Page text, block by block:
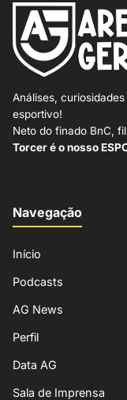
Análises,
esportivo!
Neto do finado BnC,
Torcer é o nosso
Navegação
Início
Podcasts
AG News
Perfil
Data AG
Sala de Imprensa